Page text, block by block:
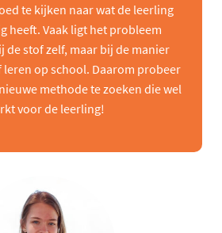
te kijken naar wat de leerling
heeft. Vaak ligt het probleem
de stof zelf, maar bij de manier
leren op school. Daarom probeer
methode te zoeken die wel
voor de leerling!